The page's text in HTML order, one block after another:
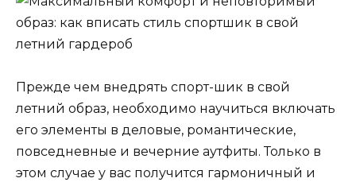
Прежде чем внедрять спорт-шик в свой
летний образ, необходимо научиться включать
его элементы в деловые, романтические,
повседневные и вечерние аутфиты. Только в
этом случае у вас получится гармоничный и